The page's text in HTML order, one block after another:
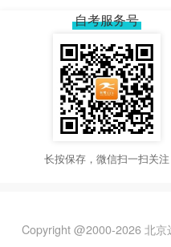
自考服务号
长按保存，微信扫一扫关注
Copyright @2000-2026北京